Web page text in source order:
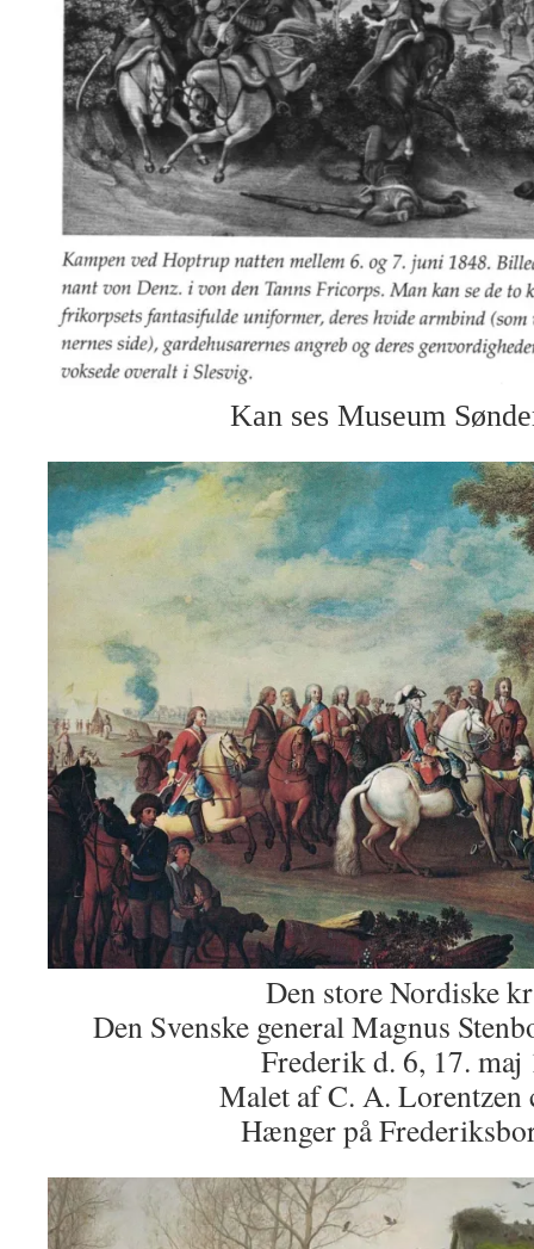
Kan ses Museum
Den store Nordiske
Den Svenske general Magnus
Frederik d. 6, 17. maj
Malet af C. A. Lorentzen
Hænger på